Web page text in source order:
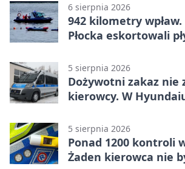
6 sierpnia 2026
942 kilometry
Płocka eskortowali
5 sierpnia 2026
Dożywotni zakaz nie
kierowcy. W
5 sierpnia 2026
Ponad 1200 kontroli
Żaden kierowca nie